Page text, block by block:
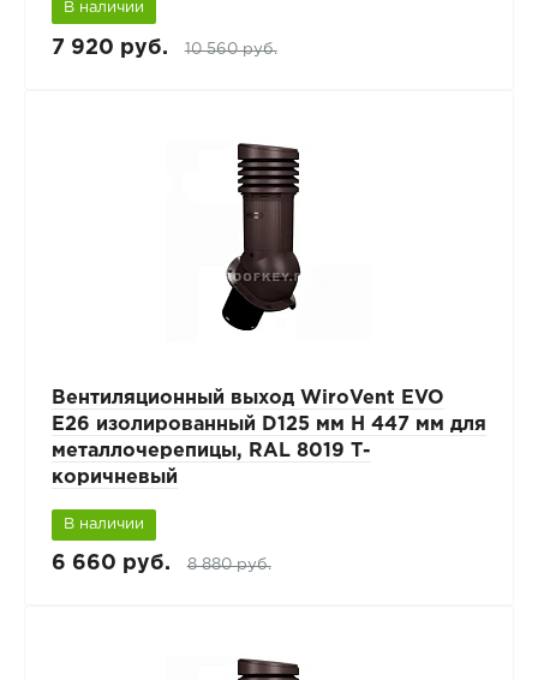
В наличии
7 920 руб. 10 560 руб.
Вентиляционный выход WiroVent EVO
E26 изолированный D125 мм Н 447 мм для
металлочерепицы, RAL 8019 Т-
коричневый
В наличии
6 660 руб. 8 880 руб.